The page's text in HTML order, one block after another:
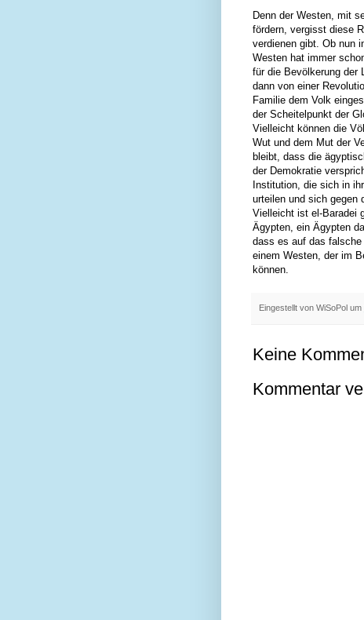
Denn der Westen, mit
fördern, vergisst diese
verdienen gibt. Ob nun
Westen hat immer
für die Bevölkerung der
dann von einer
Familie dem Volk
der Scheitelpunkt der
Vielleicht können die
Wut und dem Mut der
bleibt, dass die
der Demokratie
Institution, die sich in
urteilen und sich gegen
Vielleicht ist el-Baradei
Ägypten, ein Ägypten
dass es auf das
einem Westen, der im
können.
Eingestellt von WiSoPol um
Keine
Kommentar